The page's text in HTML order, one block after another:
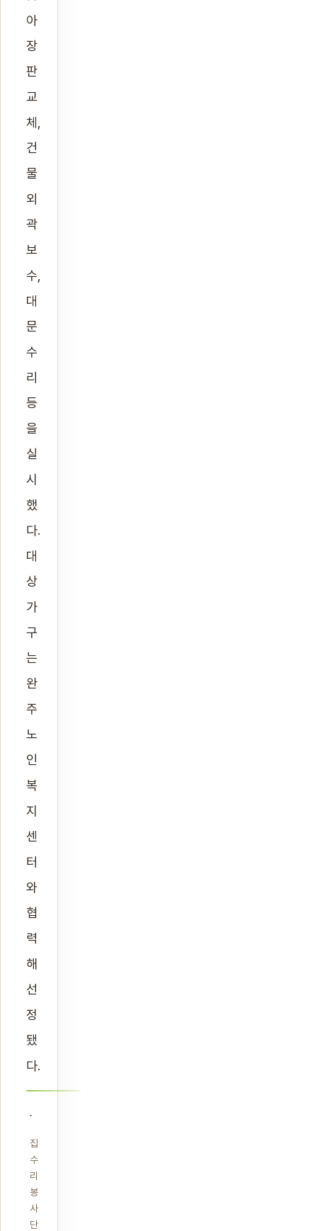
아
장
판
교
체,
건
물
외
곽
보
수,
대
문
수
리
등
을
실
시
했
다.
대
상
가
구
는
완
주
노
인
복
지
센
터
와
협
력
해
선
정
됐
다.
집
수
리
봉
사
단